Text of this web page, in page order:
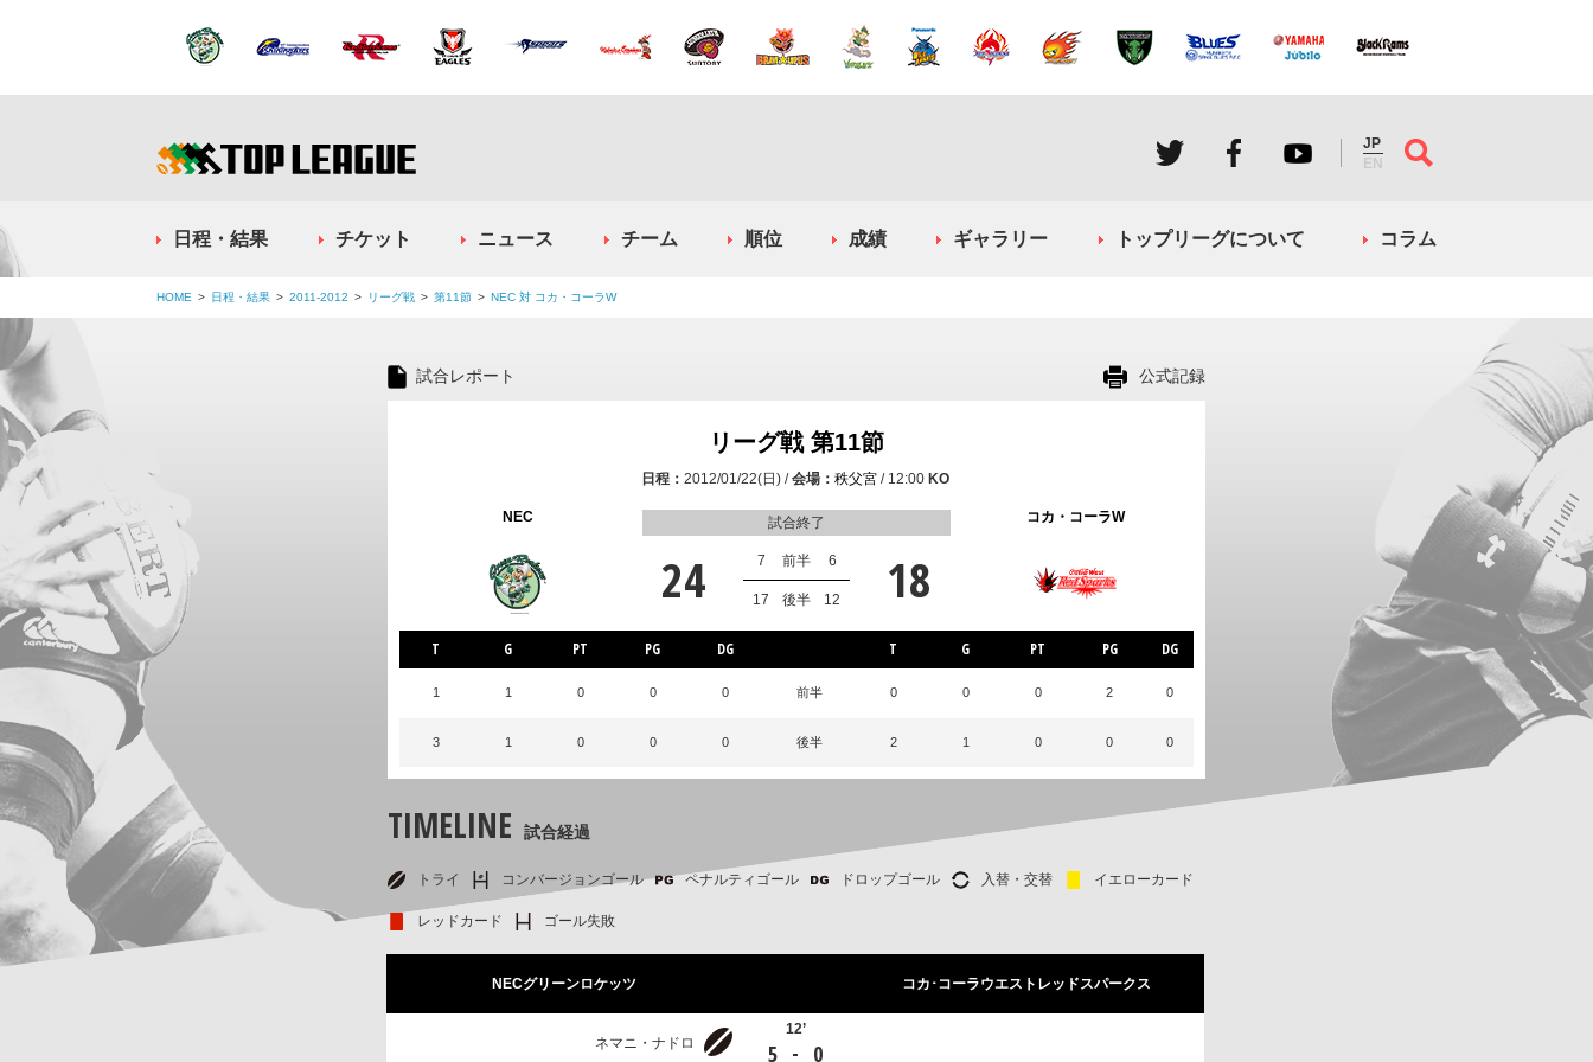
JP
EN
日程・結果 チケット ニュース チーム 順位 成績 ギャラリー トップリーグについて コラム
HOME 日程・結果 2011-2012 リーグ戦 第11節 NEC 対 コカ・コーラW
試合レポート 公式記録
リーグ戦 第11節
2012/01/22(日) 秩父宮 12:00
NEC コカ・コーラW
試合終了
24 18
前半
7 6
後半
17 12
T G PT PG DG T G PT PG DG
1 1 0 0 0 前半 0 0 0 2 0
3 1 0 0 0 後半 2 1 0 0 0
TIMELINE 試合経過
トライ コンバージョンゴール ペナルティゴール ドロップゴール 入替・交替 イエローカード
レッドカード ゴール失敗
NECグリーンロケッツ コカ･コーラウエストレッドスパークス
ネマニ・ナドロ
12’
5 - 0